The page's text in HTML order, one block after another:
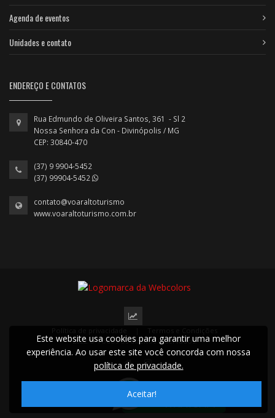
Agenda de eventos
Unidades e contato
ENDEREÇO E CONTATOS
Rua Edmundo de Oliveira Santos, 361 - Sl 2
Nossa Senhora da Con - Divinópolis / MG
CEP: 30840-470
(37) 9 9904-5452
(37) 99904-5452
contato@voaraltoturismo
www.voaraltoturismo.com.br
2022 © Todos os direitos reservados.
Este website usa cookies para garantir uma melhor
experiência. Ao usar este site você concorda com nossa
política de privacidade.
Aceitar!